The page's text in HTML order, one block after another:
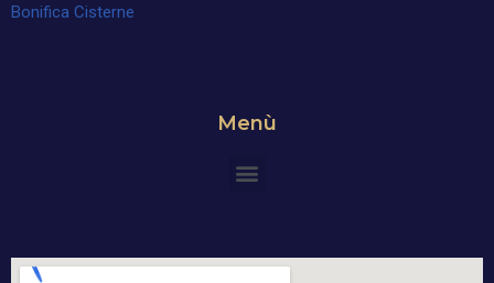
Bonifica Cisterne
Menù